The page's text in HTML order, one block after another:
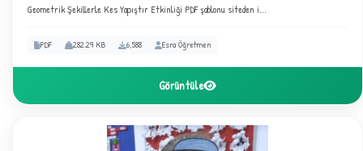
Geometrik Şekillerle Kes Yapıştır Etkinliği PDF şablonu siteden i...
PDF 282.29 KB 6,588 Esra Öğretmen
Görüntüle